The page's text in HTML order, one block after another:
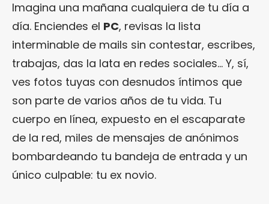
Imagina una mañana cualquiera de tu día a
día. Enciendes el PC, revisas la lista
interminable de mails sin contestar, escribes,
trabajas, das la lata en redes sociales… Y, sí,
ves fotos tuyas con desnudos íntimos que
son parte de varios años de tu vida. Tu
cuerpo en línea, expuesto en el escaparate
de la red, miles de mensajes de anónimos
bombardeando tu bandeja de entrada y un
único culpable: tu ex novio.